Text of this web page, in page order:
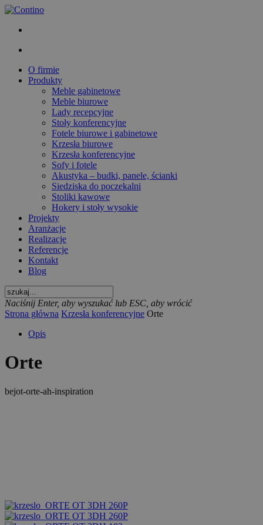
O firmie
Produkty
Meble gabinetowe
Meble biurowe
Lady recepcyjne
Stoły konferencyjne
Fotele biurowe i gabinetowe
Krzesła biurowe
Krzesła konferencyjne
Sofy i fotele
Akustyka – budki, panele, ścianki
Siedziska do poczekalni
Stoliki kawowe
Hokery i stoły wysokie
Projekty
Aranżacje
Realizacje
Referencje
Kontakt
Blog
Naciśnij Enter, aby wyszukać lub ESC, aby wrócić
Strona główna Krzesła konferencyjne Orte
Opis
Orte
bejot-orte-ah-inspiration